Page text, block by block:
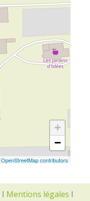
+
−
OpenStreetMap contributors
I Mentions légales I